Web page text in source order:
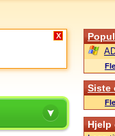
X
Siste
Hjelp